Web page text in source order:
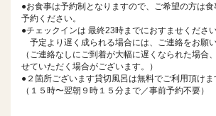
●お食事は予約制となりますので、ご希望の方は
予約ください。
●チェックインは 最終23時までにおすませください
予定より遅く成られる場合には、ご連絡をお願い
（ご連絡なしにご到着が大幅に遅くなられた場合
せていただく場合がございます。）
●２箇所ございます貸切風呂は無料でご利用頂けま
（１５時〜翌朝９時１５分まで／事前予約不要）